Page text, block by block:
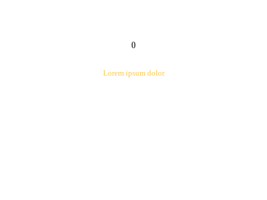
0
Lorem ipsum dolor